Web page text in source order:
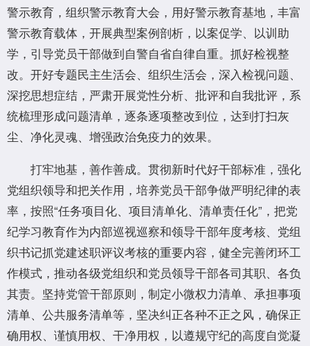
警示教育，组织警示教育大会，用好警示教育基地，丰富
警示教育载体，开展典型案例剖析，以案促学、以训助
学，引导党员干部做到自警自省自律自重。抓好检视整
改。开好专题民主生活会、组织生活会，深入检视问题、
深挖思想症结，严肃开展党性分析、批评和自我批评，系
统梳理形成问题清单，逐条逐项整改到位，达到打扫灰
尘、净化灵魂、增强政治免疫力的效果。
打牢地基，善作善成。贯彻新时代好干部标准，强化
党组织领导和把关作用，培养党员干部争做严明纪律的表
率，按照“任务项目化、项目清单化、清单责任化”，把党
纪学习教育作为内部巡视巡察和领导干部年度考核、党组
织书记抓党建述职评议考核的重要内容，健全完善闭环工
作模式，推动各级党组织和党员领导干部各司其职、各负
其责。坚持党管干部原则，制定小微权力清单、承担事项
清单、公共服务清单等，坚决纠正各种不正之风，确保正
确用权、谨慎用权、干净用权，以遵规守纪的高度自觉凝